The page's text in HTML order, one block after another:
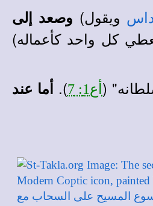
ويقول) وصعد إلى
كل واحد كأعماله)
( أع1: 7 ).أما عند